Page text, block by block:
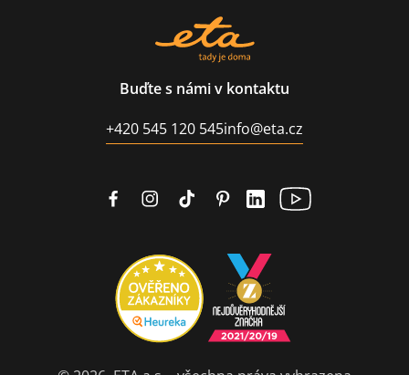
Buďte s námi v kontaktu
+420 545 120 545info@eta.cz